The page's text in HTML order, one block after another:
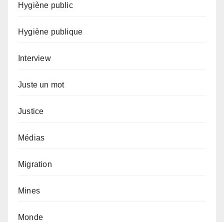
Hygiène public
Hygiène publique
Interview
Juste un mot
Justice
Médias
Migration
Mines
Monde